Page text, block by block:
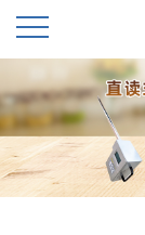
公
司
首